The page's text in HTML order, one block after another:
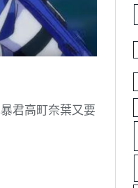
君高町奈葉又要